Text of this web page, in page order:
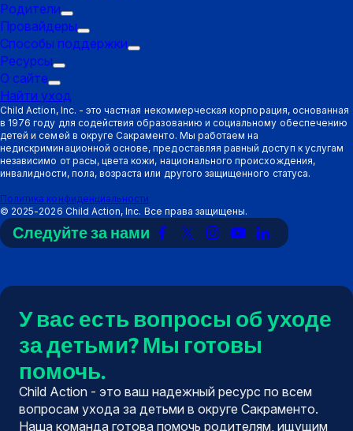
Родители
Подменю
"Триггер":
Провайдеры
Подменю
Способы поддержки
поддержки
Ресурсы
"Триггер":
Ресурсы
О сайте
Подменю
"Триггер":
О
сайте
Найти уход
Child Action, Inc. - это частная некоммерческая корпорация, основанная
в 1976 году для содействия образованию и социальному обеспечению
детей и семей в округе Сакраменто. Мы работаем на
недискриминационной основе, предоставляя равный доступ к услугам
независимо от расы, цвета кожи, национального происхождения,
инвалидности, пола, возраста или другого защищенного статуса.
Политика конфиденциальности
© 2025-2026 Child Action, Inc. Все права защищены.
Следуйте за нами Ссылка
на
Ссылка
на
(Twitter)
Ссылка
на
Ссылка
на
Ссылка
на
У вас есть вопросы об уходе
за детьми? Мы готовы
помочь.
Child Action - это ваш надежный ресурс по всем
вопросам ухода за детьми в округе Сакраменто.
Наша команда готова помочь родителям, ищущим